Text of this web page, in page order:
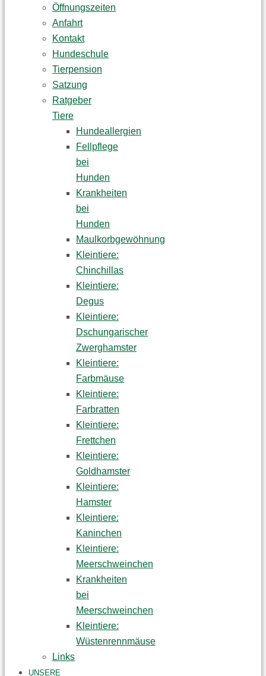
Öffnungszeiten
Anfahrt
Kontakt
Hundeschule
Tierpension
Satzung
Ratgeber
Tiere
Hundeallergien
Fellpflege
bei
Hunden
Krankheiten
bei
Hunden
Maulkorbgewöhnung
Kleintiere:
Chinchillas
Kleintiere:
Degus
Kleintiere:
Dschungarischer
Zwerghamster
Kleintiere:
Farbmäuse
Kleintiere:
Farbratten
Kleintiere:
Frettchen
Kleintiere:
Goldhamster
Kleintiere:
Hamster
Kleintiere:
Kaninchen
Kleintiere:
Meerschweinchen
Krankheiten
bei
Meerschweinchen
Kleintiere:
Wüstenrennmäuse
Links
UNSERE